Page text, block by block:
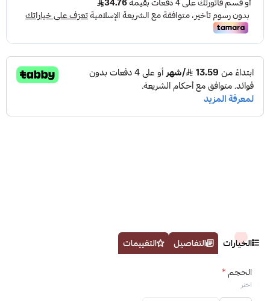
الخيارات التفاصيل
التقييمات
الحجم*
اختر